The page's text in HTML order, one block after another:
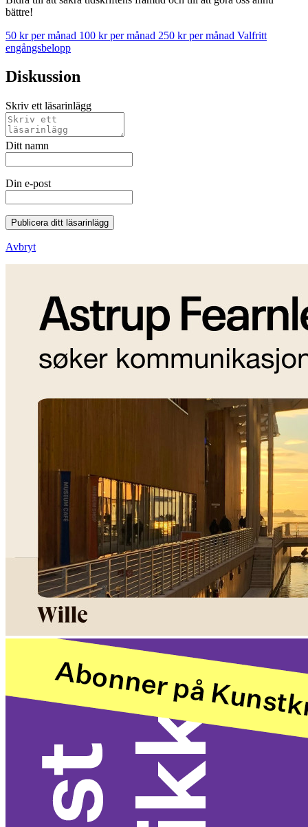
bättre!
50 kr per månad 100 kr per månad 250 kr per månad Valfritt
engångsbelopp
Diskussion
Skriv ett läsarinlägg
Ditt namn
Din e-post
Publicera ditt läsarinlägg
Avbryt